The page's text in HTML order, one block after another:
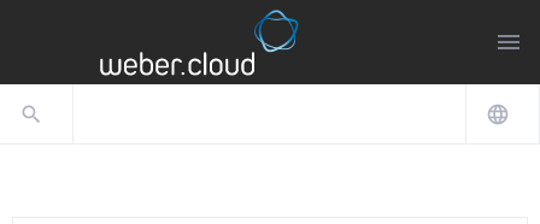
menu
search language